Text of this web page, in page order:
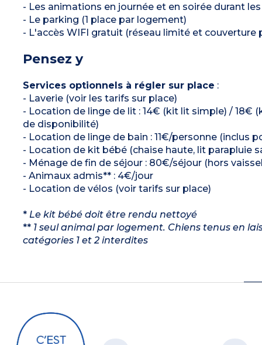
- Les animations en journée et en soirée durant
- Le parking (1 place par logement)
- L'accès WIFI gratuit (réseau limité et couverture
Pensez y
Services optionnels à régler sur place :
- Laverie (voir les tarifs sur place)
- Location de linge de lit : 14€ (kit lit simple) / 18€
de disponibilité)
- Location de linge de bain : 11€/personne (inclus
- Location de kit bébé (chaise haute, lit parapluie
- Ménage de fin de séjour : 80€/séjour (hors
- Animaux admis** : 4€/jour
- Location de vélos (voir tarifs sur place)
*Le kit bébé doit être rendu nettoyé
**1 seul animal par logement. Chiens tenus en
catégories 1 et 2 interdites